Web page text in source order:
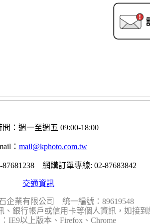
間：週一至週五 09:00-18:00
： mail@kphoto.com.tw
網購訂單專線: 02-87683842
交通資訊
企業有限公司 統一編號：89619548
銀行帳戶或信用卡等個人資訊，如接
IE9以上版本、Firefox、Chrome